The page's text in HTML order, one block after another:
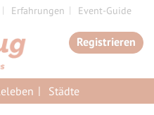
Erfahrungen Event-Guide
Registrieren
Städte